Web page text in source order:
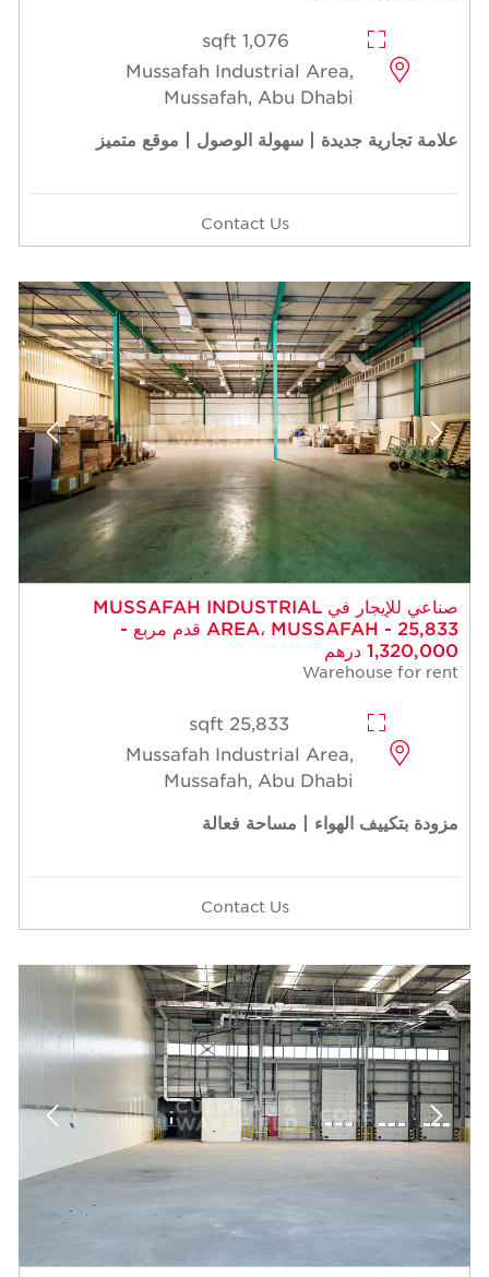
1,076 sqft
Mussafah Industrial Area,
Mussafah, Abu Dhabi
علامة تجارية جديدة | سهولة الوصول | موقع متميز
Contact Us
صناعي للإيجار في MUSSAFAH INDUSTRIAL
AREA، MUSSAFAH - 25,833 قدم مربع -
1,320,000 درهم
Warehouse for rent
25,833 sqft
Mussafah Industrial Area,
Mussafah, Abu Dhabi
مزودة بتكييف الهواء | مساحة فعالة
Contact Us